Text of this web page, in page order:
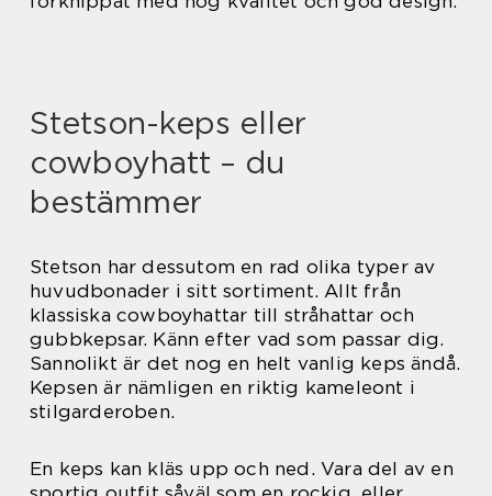
Stetson-keps eller
cowboyhatt – du
bestämmer
Stetson har dessutom en rad olika typer av
huvudbonader i sitt sortiment. Allt från
klassiska cowboyhattar till stråhattar och
gubbkepsar. Känn efter vad som passar dig.
Sannolikt är det nog en helt vanlig keps ändå.
Kepsen är nämligen en riktig kameleont i
stilgarderoben.
En keps kan kläs upp och ned. Vara del av en